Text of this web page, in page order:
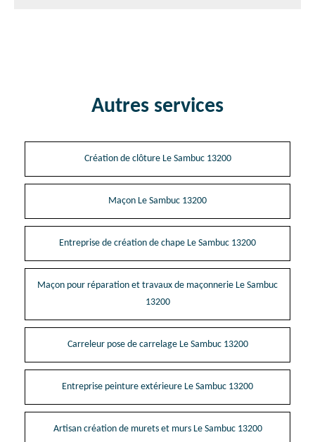
Autres services
Création de clôture Le Sambuc 13200
Maçon Le Sambuc 13200
Entreprise de création de chape Le Sambuc 13200
Maçon pour réparation et travaux de maçonnerie Le Sambuc
13200
Carreleur pose de carrelage Le Sambuc 13200
Entreprise peinture extérieure Le Sambuc 13200
Artisan création de murets et murs Le Sambuc 13200